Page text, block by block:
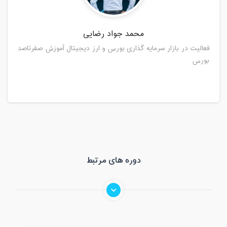
محمد جواد رضایی
فعالیت در بازار سرمایه گذاری بورس و ارز دیجیتال آموزش صفرتاصد
بورس
دوره های مرتبط